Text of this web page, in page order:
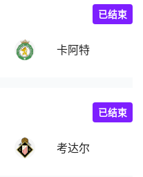
卡阿特
已结束
考达尔
已结束